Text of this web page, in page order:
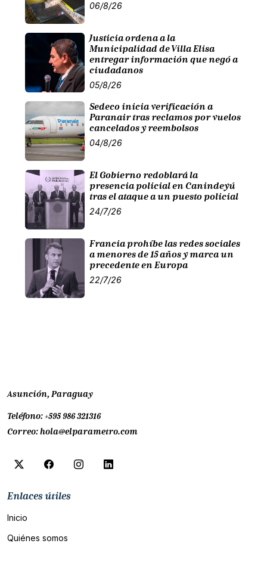
06/8/26
Justicia ordena a la
Municipalidad de Villa Elisa
entregar información que negó a
ciudadanos
05/8/26
Sedeco inicia verificación a
Paranair tras reclamos por vuelos
cancelados y reembolsos
04/8/26
El Gobierno redoblará la
presencia policial en Canindeyú
tras el ataque a un puesto policial
24/7/26
Francia prohíbe las redes sociales
a menores de 15 años y marca un
precedente en Europa
22/7/26
Asunción, Paraguay
Teléfono:+595 986 321316
Correo:hola@elparametro.com
Enlaces útiles
Inicio
Quiénes somos